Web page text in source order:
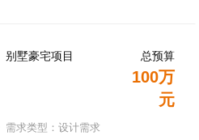
别墅豪宅项目 总预算
100万
元
需求类型：设计需求